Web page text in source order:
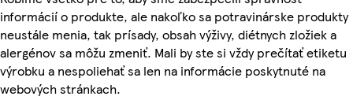
informácií o produkte, ale nakoľko sa potravinárske produkty
neustále menia, tak prísady, obsah výživy, diétnych zložiek a
alergénov sa môžu zmeniť. Mali by ste si vždy prečítať etiketu
výrobku a nespoliehať sa len na informácie poskytnuté na
webových stránkach.